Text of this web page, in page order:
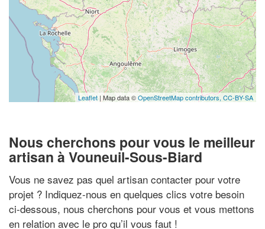
Leaflet | Map data ©OpenStreetMap contributors, CC-BY-SA
Nous cherchons pour vous le meilleur
artisan à Vouneuil-Sous-Biard
Vous ne savez pas quel artisan contacter pour votre
projet ? Indiquez-nous en quelques clics votre besoin
ci-dessous, nous cherchons pour vous et vous mettons
en relation avec le pro qu’il vous faut !